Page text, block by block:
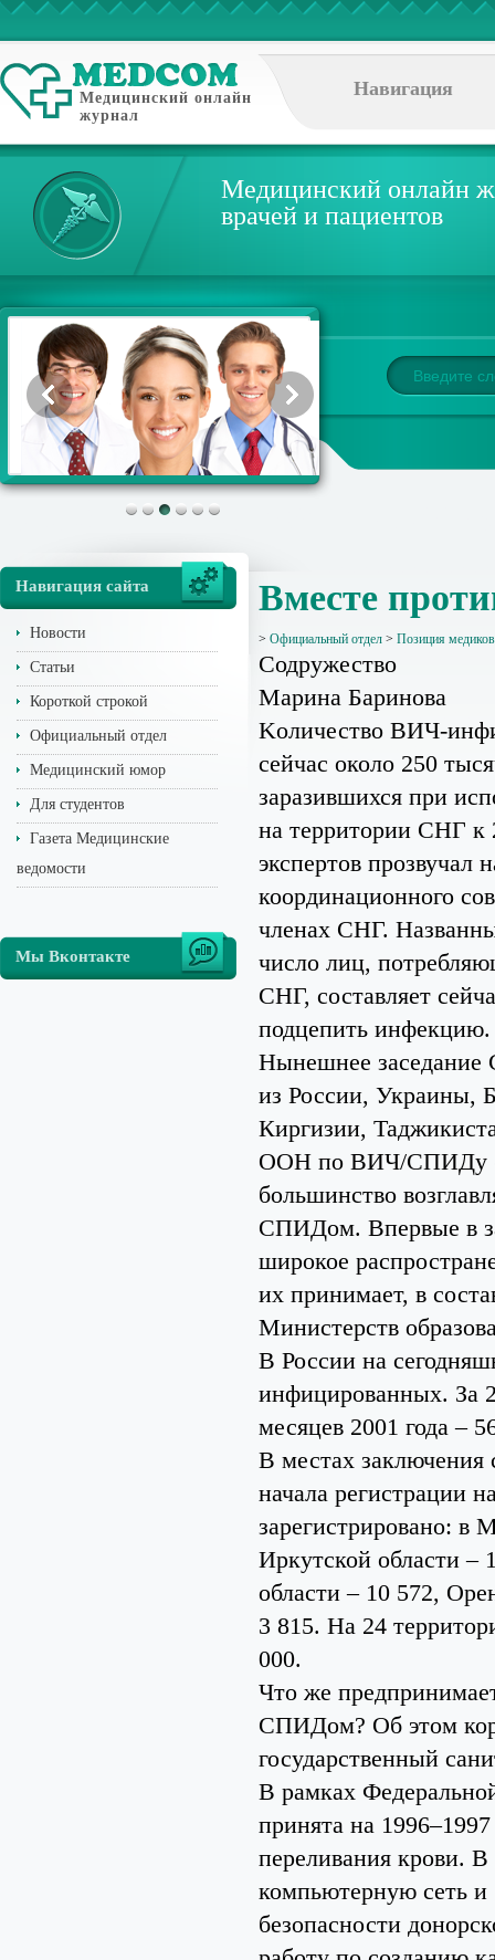
Медицинский онлайн
журнал
Навигация
Медицинский онлайн
врачей и пациентов
Навигация сайта
Новости
Статьи
Короткой строкой
Официальный отдел
Медицинский юмор
Для студентов
Газета Медицинские
ведомости
Мы Вконтакте
Вместе
> Официальный отдел > Позиция медиков
Содружество
Марина Баринова
Kоличество ВИЧ-
сейчас около 250
заразившихся при
на территории СНГ к
экспертов
координационного
членах СНГ.
число лиц,
СНГ, составляет
подцепить инфекцию.
Нынешнее заседание
из России, Украины,
Киргизии,
ООН по ВИЧ/СПИДу
большинство
СПИДом. Впервые в
широкое
их принимает, в
Министерств
В России на
инфицированных. За
месяцев 2001 года –
В местах
начала регистрации
зарегистрировано: в
Иркутской области –
области – 10 572,
3 815. На 24
000.
Что же
СПИДом? Об этом
государственный
В рамках
принята на
переливания крови. В
компьютерную сеть
безопасности